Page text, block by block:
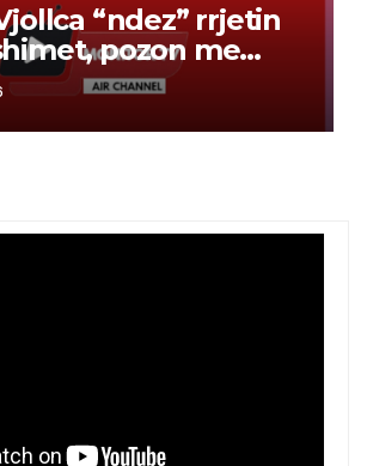
“ndez” rrjetin
pozon me
detit